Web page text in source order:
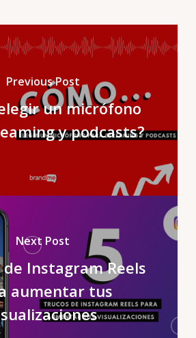
Previous Post
un micrófono
y podcasts?
Next Post
Instagram Reels
aumentar tus